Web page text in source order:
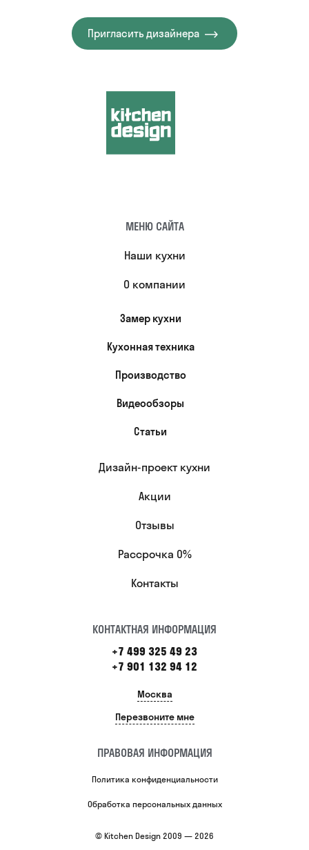
Пригласить дизайнера
МЕНЮ САЙТА
Наши кухни
О компании
Замер кухни
Кухонная техника
Производство
Видеообзоры
Статьи
Дизайн-проект кухни
Акции
Отзывы
Рассрочка 0%
Контакты
КОНТАКТНАЯ ИНФОРМАЦИЯ
+7 499 325 49 23
+7 901 132 94 12
Москва
Перезвоните мне
ПРАВОВАЯ ИНФОРМАЦИЯ
Политика конфиденциальности
Обработка персональных данных
© Kitchen Design 2009 — 2026